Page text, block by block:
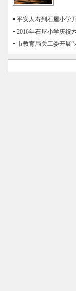
平安人寿到石屋小学
活动
2016年石屋小学庆祝
市教育局关工委开展“
共画中国梦”书画活动